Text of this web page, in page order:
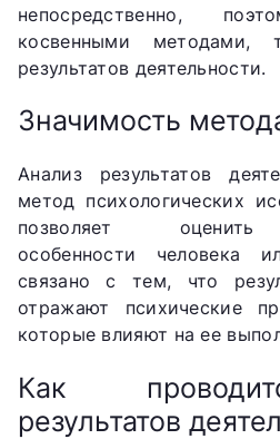
непосредственно,
косвенными методами,
результатов деятельности.
Значимость
Анализ результатов
метод психологических
позволяет оценить
особенности человека
связано с тем, что
отражают психические
которые влияют на ее
Как
результатов